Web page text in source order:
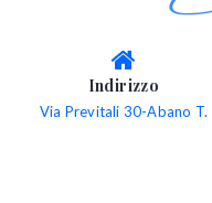
Indirizzo
Via Previtali 30-Abano T.